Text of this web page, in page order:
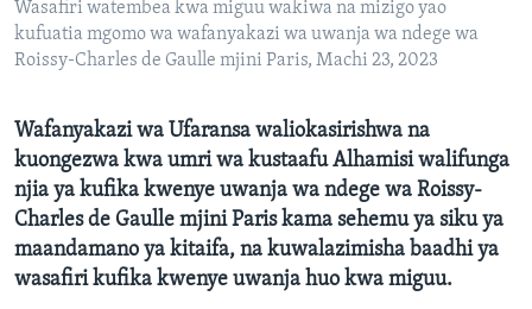
Wasafiri watembea kwa miguu wakiwa na mizigo yao
kufuatia mgomo wa wafanyakazi wa uwanja wa ndege wa
Roissy-Charles de Gaulle mjini Paris, Machi 23, 2023
Wafanyakazi wa Ufaransa waliokasirishwa na
kuongezwa kwa umri wa kustaafu Alhamisi walifunga
njia ya kufika kwenye uwanja wa ndege wa Roissy-
Charles de Gaulle mjini Paris kama sehemu ya siku ya
maandamano ya kitaifa, na kuwalazimisha baadhi ya
wasafiri kufika kwenye uwanja huo kwa miguu.